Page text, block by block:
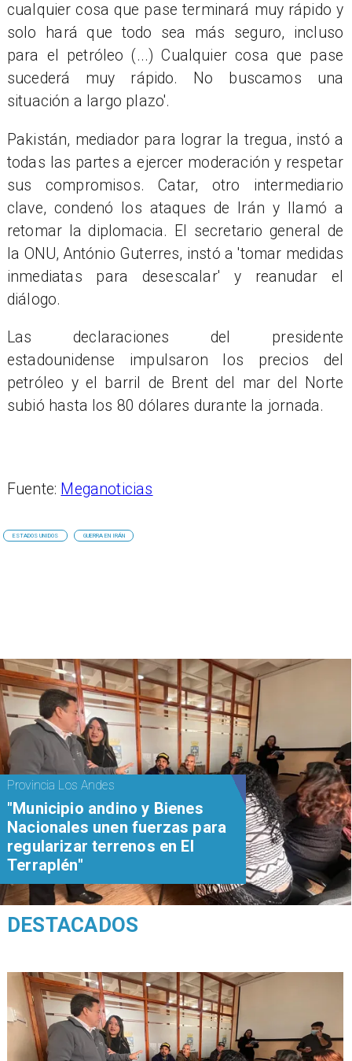
cualquier cosa que pase terminará muy rápido y
solo hará que todo sea más seguro, incluso
para el petróleo (...) Cualquier cosa que pase
sucederá muy rápido. No buscamos una
situación a largo plazo'.
Pakistán, mediador para lograr la tregua, instó a
todas las partes a ejercer moderación y respetar
sus compromisos. Catar, otro intermediario
clave, condenó los ataques de Irán y llamó a
retomar la diplomacia. El secretario general de
la ONU, António Guterres, instó a 'tomar medidas
inmediatas para desescalar' y reanudar el
diálogo.
Las declaraciones del presidente
estadounidense impulsaron los precios del
petróleo y el barril de Brent del mar del Norte
subió hasta los 80 dólares durante la jornada.
Fuente: Meganoticias
ESTADOS UNIDOS GUERRA EN IRÁN
Provincia Los Andes
"Municipio andino y Bienes
Nacionales unen fuerzas para
regularizar terrenos en El
Terraplén"
DESTACADOS